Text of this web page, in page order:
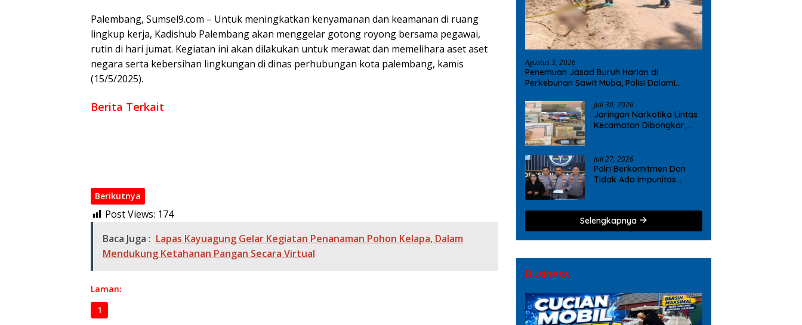
Palembang, Sumsel9.com – Untuk meningkatkan kenyamanan dan keamanan di ruang
lingkup kerja, Kadishub Palembang akan menggelar gotong royong bersama pegawai,
rutin di hari jumat. Kegiatan ini akan dilakukan untuk merawat dan memelihara aset aset
negara serta kebersihan lingkungan di dinas perhubungan kota palembang, kamis
(15/5/2025).
Berita Terkait
Berikutnya
Post Views: 174
Baca Juga : Lapas Kayuagung Gelar Kegiatan Penanaman Pohon Kelapa, Dalam
Mendukung Ketahanan Pangan Secara Virtual
Laman:
1
Agustus 3, 2026
Penemuan Jasad Buruh Harian di
Perkebunan Sawit Muba, Polisi Dalami
Juli 30, 2026
Jaringan Narkotika Lintas
Kecamatan Dibongkar,
Juli 27, 2026
Polri Berkomitmen Dan
Tidak Ada Impunitas
Selengkapnya
Business